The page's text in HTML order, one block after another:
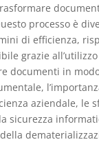
processo è
di efficienza,
grazie
documenti in
aziendale, le
sicurezza